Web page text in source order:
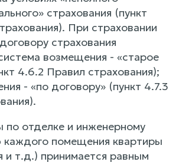
страхования (пункт
При страховании
страхования
возмещения - «старое
4.6.2 Правил страхования);
- «по договору» (пункт 4.7.3
по отделке и инженерному
помещения квартиры
и т.д.) принимается равным